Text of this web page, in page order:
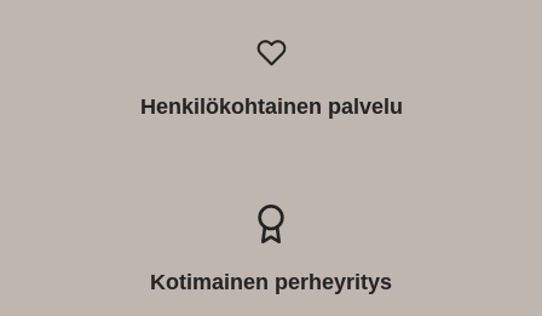
Henkilökohtainen palvelu
Kotimainen perheyritys